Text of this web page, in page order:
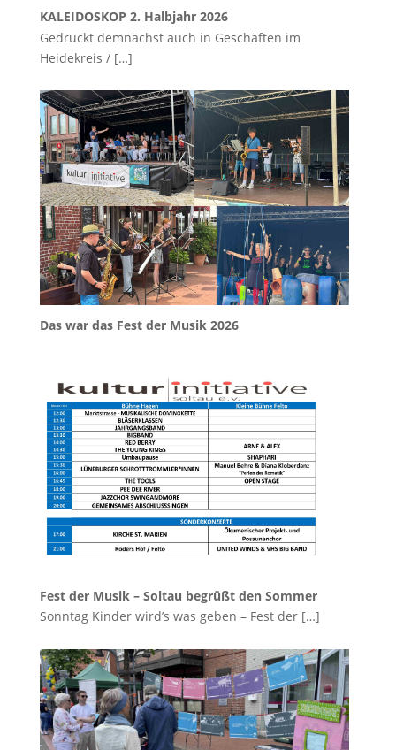
KALEIDOSKOP 2. Halbjahr 2026
Gedruckt demnächst auch in Geschäften im
Heidekreis / […]
Das war das Fest der Musik 2026
Fest der Musik – Soltau begrüßt den Sommer
Sonntag Kinder wird’s was geben – Fest der […]